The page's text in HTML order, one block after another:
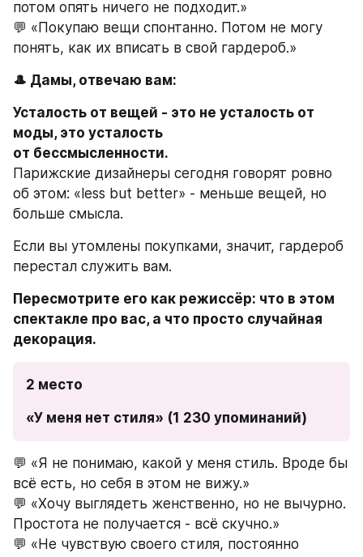
потом опять ничего не подходит.»
💬 «Покупаю вещи спонтанно. Потом не могу
понять, как их вписать в свой гардероб.»
🎩 Дамы, отвечаю вам:
Усталость от вещей - это не усталость от
моды, это усталость
от бессмысленности.
Парижские дизайнеры сегодня говорят ровно
об этом: «less but better» - меньше вещей, но
больше смысла.
Если вы утомлены покупками, значит, гардероб
перестал служить вам.
Пересмотрите его как режиссёр: что в этом
спектакле про вас, а что просто случайная
декорация.
2 место
«У меня нет стиля» (1 230 упоминаний)
💬 «Я не понимаю, какой у меня стиль. Вроде бы
всё есть, но себя в этом не вижу.»
💬 «Хочу выглядеть женственно, но не вычурно.
Простота не получается - всё скучно.»
💬 «Не чувствую своего стиля, постоянно